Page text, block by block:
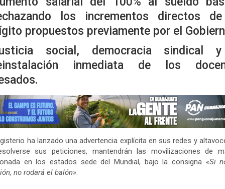
los incrementos directos
propuestos previamente por el
social , democracia sindical
inmediata de los
ha lanzado una advertencia explícita en sus redes y
sus peticiones, mantendrán las movilizaciones de
en los estados sede del Mundial, bajo la consigna «Si
no rodará el balón»